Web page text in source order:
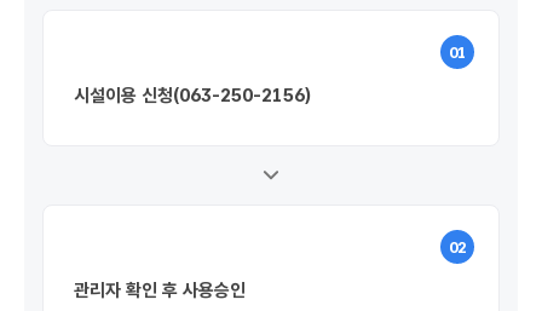
01
시설이용 신청(063-250-2156)
02
관리자 확인 후 사용승인